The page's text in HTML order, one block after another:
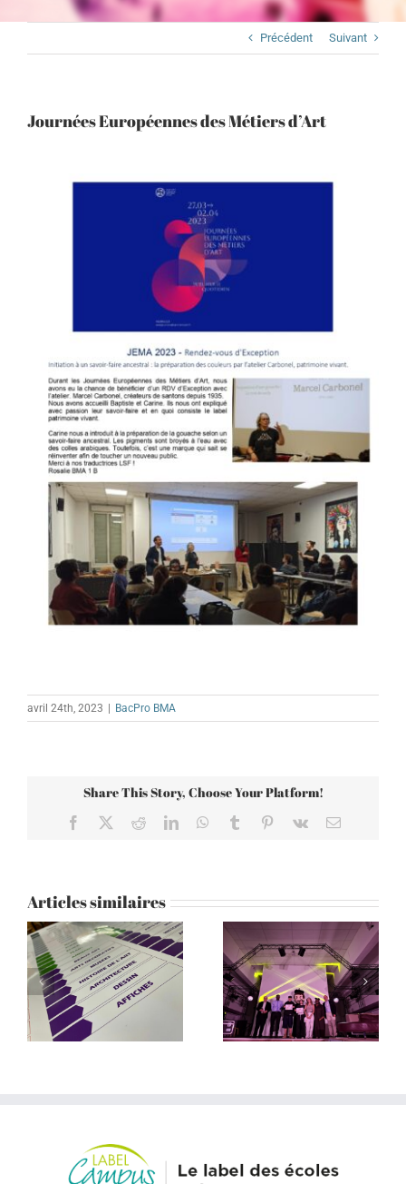
Précédent Suivant
Journées Européennes des Métiers d’Art
avril 24th, 2023 BacPro BMA
Share This Story, Choose Your Platform!
Facebook RedditLinkedInWhatsApp
Tumblr Pinterest
Vk Email
Articles similaires
Don Bosco honoré
au Festiclip
Grotte Cosquer :
visite des coulisses